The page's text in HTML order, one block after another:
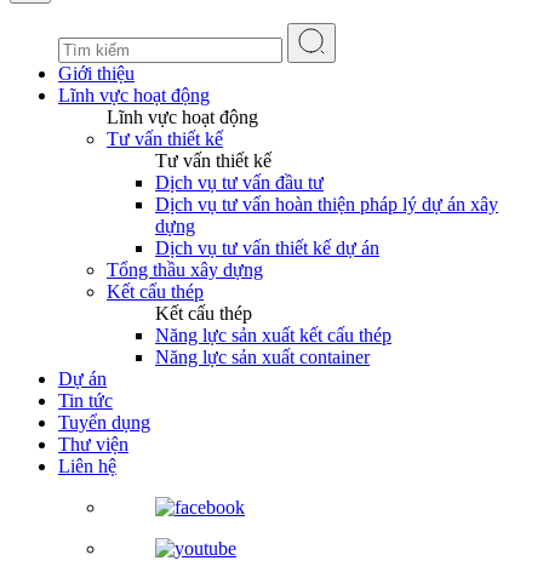
Giới thiệu
Lĩnh vực hoạt động
Lĩnh vực hoạt động
Tư vấn thiết kế
Tư vấn thiết kế
Dịch vụ tư vấn đầu tư
Dịch vụ tư vấn hoàn thiện pháp lý dự án xây
dựng
Dịch vụ tư vấn thiết kế dự án
Tổng thầu xây dựng
Kết cấu thép
Kết cấu thép
Năng lực sản xuất kết cấu thép
Năng lực sản xuất container
Dự án
Tin tức
Tuyển dụng
Thư viện
Liên hệ